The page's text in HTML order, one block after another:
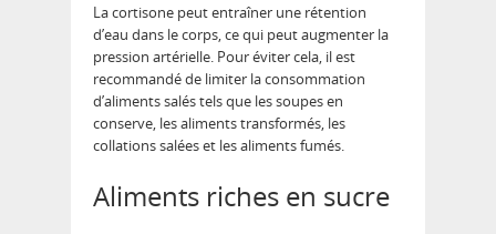
La cortisone peut entraîner une rétention
d’eau dans le corps, ce qui peut augmenter la
pression artérielle. Pour éviter cela, il est
recommandé de limiter la consommation
d’aliments salés tels que les soupes en
conserve, les aliments transformés, les
collations salées et les aliments fumés.
Aliments riches en sucre